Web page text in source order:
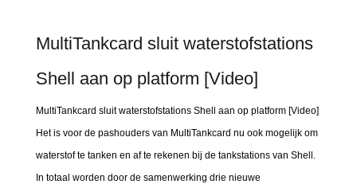
MultiTankcard sluit waterstofstations
Shell aan op platform [Video]
MultiTankcard sluit waterstofstations Shell aan op platform [Video]
Het is voor de pashouders van MultiTankcard nu ook mogelijk om
waterstof te tanken en af te rekenen bij de tankstations van Shell.
In totaal worden door de samenwerking drie nieuwe